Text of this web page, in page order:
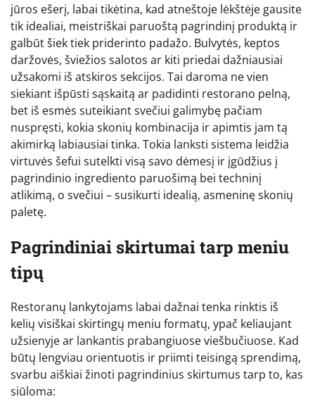
jūros ešerį, labai tikėtina, kad atneštoje lėkštėje gausite
tik idealiai, meistriškai paruoštą pagrindinį produktą ir
galbūt šiek tiek priderinto padažo. Bulvytės, keptos
daržovės, šviežios salotos ar kiti priedai dažniausiai
užsakomi iš atskiros sekcijos. Tai daroma ne vien
siekiant išpūsti sąskaitą ar padidinti restorano pelną,
bet iš esmės suteikiant svečiui galimybę pačiam
nuspręsti, kokia skonių kombinacija ir apimtis jam tą
akimirką labiausiai tinka. Tokia lanksti sistema leidžia
virtuvės šefui sutelkti visą savo dėmesį ir įgūdžius į
pagrindinio ingrediento paruošimą bei techninį
atlikimą, o svečiui – susikurti idealią, asmeninę skonių
paletę.
Pagrindiniai skirtumai tarp meniu
tipų
Restoranų lankytojams labai dažnai tenka rinktis iš
kelių visiškai skirtingų meniu formatų, ypač keliaujant
užsienyje ar lankantis prabangiuose viešbučiuose. Kad
būtų lengviau orientuotis ir priimti teisingą sprendimą,
svarbu aiškiai žinoti pagrindinius skirtumus tarp to, kas
siūloma: